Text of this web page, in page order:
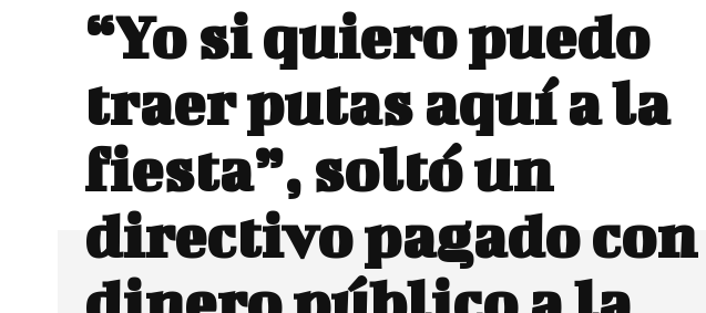
“Yo si quiero puedo
traer putas aquí a la
fiesta”, soltó un
directivo pagado con